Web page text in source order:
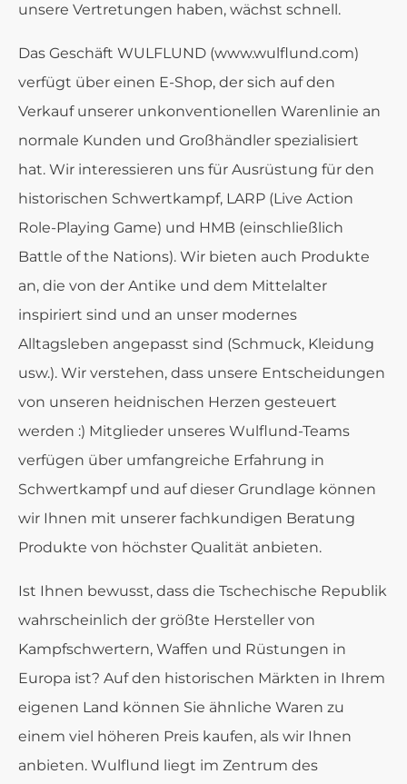
unsere Vertretungen haben, wächst schnell.
Das Geschäft WULFLUND (www.wulflund.com)
verfügt über einen E-Shop, der sich auf den
Verkauf unserer unkonventionellen Warenlinie an
normale Kunden und Großhändler spezialisiert
hat. Wir interessieren uns für Ausrüstung für den
historischen Schwertkampf, LARP (Live Action
Role-Playing Game) und HMB (einschließlich
Battle of the Nations). Wir bieten auch Produkte
an, die von der Antike und dem Mittelalter
inspiriert sind und an unser modernes
Alltagsleben angepasst sind (Schmuck, Kleidung
usw.). Wir verstehen, dass unsere Entscheidungen
von unseren heidnischen Herzen gesteuert
werden :) Mitglieder unseres Wulflund-Teams
verfügen über umfangreiche Erfahrung in
Schwertkampf und auf dieser Grundlage können
wir Ihnen mit unserer fachkundigen Beratung
Produkte von höchster Qualität anbieten.
Ist Ihnen bewusst, dass die Tschechische Republik
wahrscheinlich der größte Hersteller von
Kampfschwertern, Waffen und Rüstungen in
Europa ist? Auf den historischen Märkten in Ihrem
eigenen Land können Sie ähnliche Waren zu
einem viel höheren Preis kaufen, als wir Ihnen
anbieten. Wulflund liegt im Zentrum des